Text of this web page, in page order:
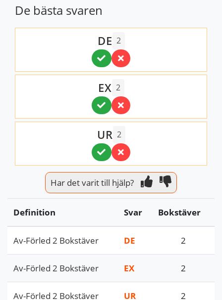
De bästa svaren
DE 2
EX 2
UR 2
Har det varit till hjälp?
Definition Svar Bokstäver
Av-Förled 2 Bokstäver DE 2
Av-Förled 2 Bokstäver EX 2
Av-Förled 2 Bokstäver UR 2